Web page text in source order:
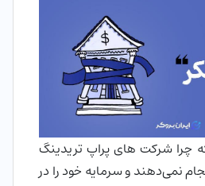
چرا شرکت های پراپ تریدینگ
نمی‌دهند و سرمایه خود را در